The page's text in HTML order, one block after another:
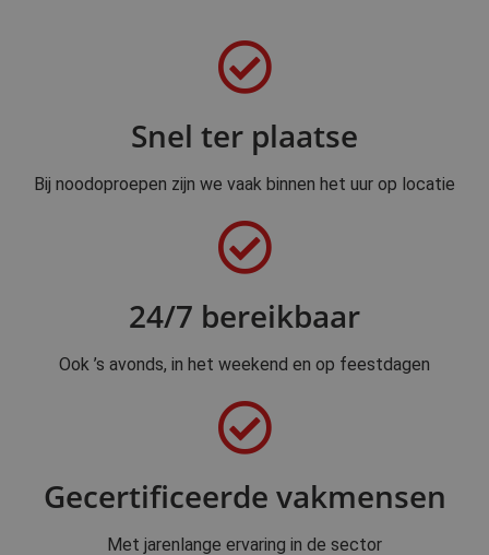
Snel ter plaatse
Bij noodoproepen zijn we vaak binnen het uur op locatie
24/7 bereikbaar
Ook ’s avonds, in het weekend en op feestdagen
Gecertificeerde vakmensen
Met jarenlange ervaring in de sector